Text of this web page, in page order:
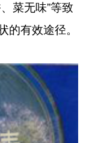
菜无味”等致
的有效途径。